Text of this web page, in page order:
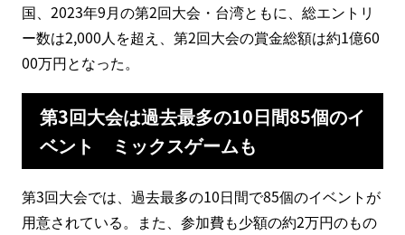
国、2023年9月の第2回大会・台湾ともに、総エントリ
ー数は2,000人を超え、第2回大会の賞金総額は約1億60
00万円となった。
第3回大会は過去最多の10日間85個のイ
ベント ミックスゲームも
第3回大会では、過去最多の10日間で85個のイベントが
用意されている。また、参加費も少額の約2万円のもの